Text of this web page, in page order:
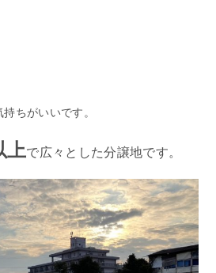
ちがいいです。
上で広々とした分譲地です。